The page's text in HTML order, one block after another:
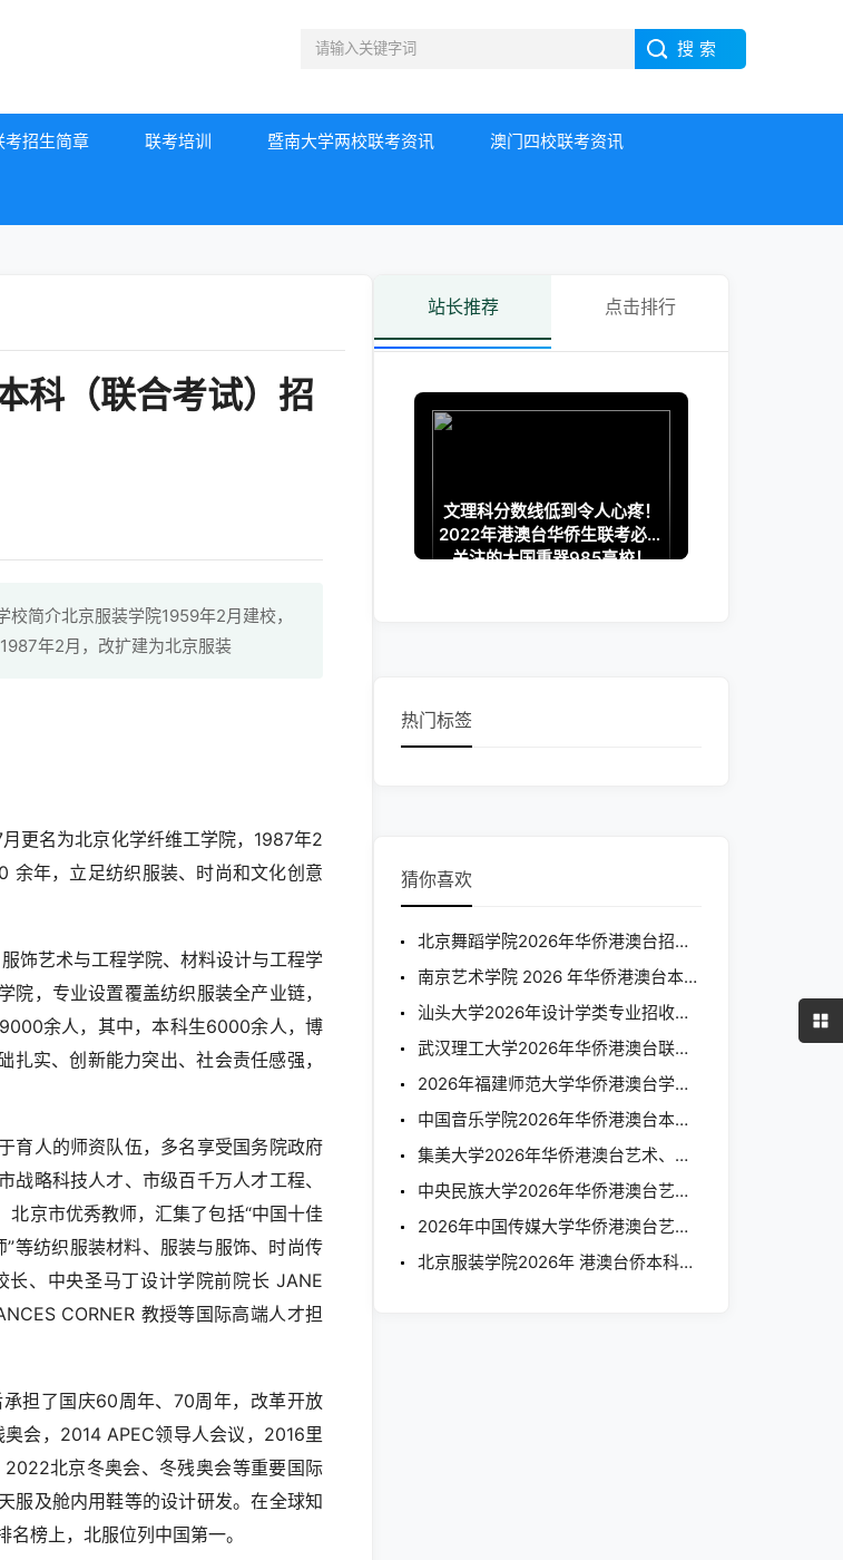
考招生简章 联考培训 暨南大学两校联考资讯 澳门四校联考资讯
科（联合考试）招
简介北京服装学院1959年2月建校，
年2月，改扩建为北京服装
更名为北京化学纤维工学院，1987年2
余年，立足纺织服装、时尚和文化创意
饰艺术与工程学院、材料设计与工程学
，专业设置覆盖纺织服装全产业链，
余人，其中，本科生6000余人，博
实、创新能力突出、社会责任感强，
育人的师资队伍，多名享受国务院政府
略科技人才、市级百千万人才工程、
京市优秀教师，汇集了包括“中国十佳
”等纺织服装材料、服装与服饰、时尚传
、中央圣马丁设计学院前院长 JANE
CORNER 教授等国际高端人才担
担了国庆60周年、70周年，改革开放
会，2014 APEC领导人会议，2016里
北京冬奥会、冬残奥会等重要国际
服及舱内用鞋等的设计研发。在全球知
榜上，北服位列中国第一。
站长推荐 点击排行
文理科分数线低到令人心疼！
2022年港澳台华侨生联考必须
关注的大国重器985高校！
热门标签
猜你喜欢
北京舞蹈学院2026年华侨港澳台招生简章
南京艺术学院 2026 年华侨港澳台本科招生简章
汕头大学2026年设计学类专业招收华侨港澳台学生简章
武汉理工大学2026年华侨港澳台联考艺术类招生简章
2026年福建师范大学华侨港澳台学生联招体育类、艺术类、播音主持类专业术科考核要求的通知
中国音乐学院2026年华侨港澳台本科招生简章
集美大学2026年华侨港澳台艺术、体育类招生公告
中央民族大学2026年华侨港澳台艺术类本科招生简章
2026年中国传媒大学华侨港澳台艺术类本科招生简章
北京服装学院2026年 港澳台侨本科（联合考试）招生简章